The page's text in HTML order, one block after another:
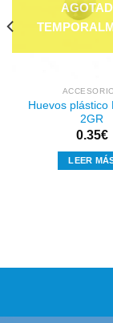
Huevos plástico
2GR
0.35€
LEER